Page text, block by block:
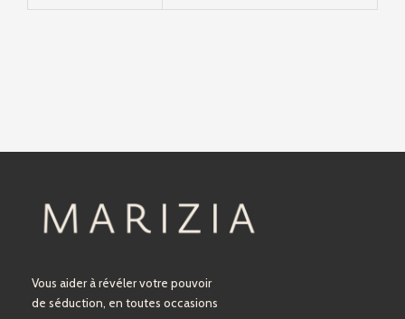
Vous aider à révéler votre pouvoir
de séduction, en toutes occasions